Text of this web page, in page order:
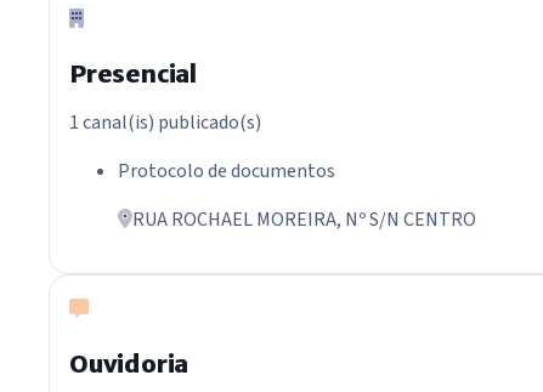
Presencial
1 canal(is) publicado(s)
Protocolo de documentos
RUA ROCHAEL MOREIRA, Nº S/N CENTRO
Ouvidoria